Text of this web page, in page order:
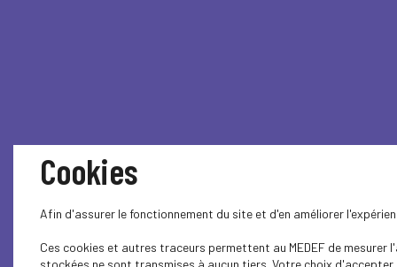
Cookies
Afin d'assurer le fonctionnement du site et d'en améliorer
Ces cookies et autres traceurs permettent au MEDEF de
stockées ne sont transmises à aucun tiers. Votre choix